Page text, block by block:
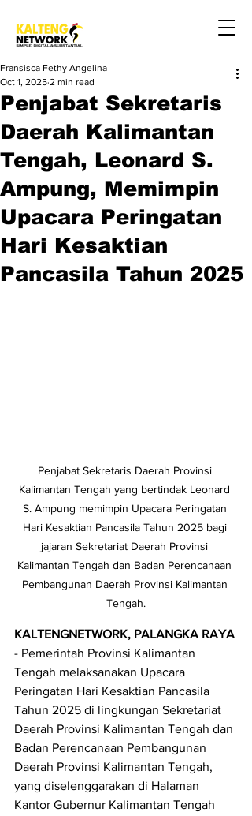
Penjabat Sekretaris
Daerah Kalimantan
Tengah, Leonard S.
Ampung, Memimpin
Upacara Peringatan
Hari Kesaktian
Pancasila Tahun 2025
Fransisca Fethy Angelina
Oct 1, 2025 2 min read
Penjabat Sekretaris Daerah Provinsi
Kalimantan Tengah yang bertindak Leonard
S. Ampung memimpin Upacara Peringatan
Hari Kesaktian Pancasila Tahun 2025 bagi
jajaran Sekretariat Daerah Provinsi
Kalimantan Tengah dan Badan Perencanaan
Pembangunan Daerah Provinsi Kalimantan
Tengah.
KALTENGNETWORK, PALANGKA RAYA
- Pemerintah Provinsi Kalimantan
Tengah melaksanakan Upacara
Peringatan Hari Kesaktian Pancasila
Tahun 2025 di lingkungan Sekretariat
Daerah Provinsi Kalimantan Tengah dan
Badan Perencanaan Pembangunan
Daerah Provinsi Kalimantan Tengah,
yang diselenggarakan di Halaman
Kantor Gubernur Kalimantan Tengah